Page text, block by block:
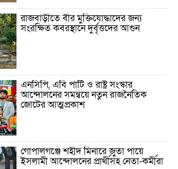
রাজবাড়ীতে বীর মুক্তিযোদ্ধাদের জন্য
সংরক্ষিত কবরস্থানে দুর্বৃত্তদের আগুন
এনসিপি, এবি পার্টি ও রাষ্ট্র সংস্কার
আন্দোলনের সমন্বয়ে নতুন রাজনৈতিক
জোটের আত্মপ্রকাশ
গোপালগঞ্জে শহীদ মিনারে জুতা পায়ে
ইসলামী আন্দোলনের প্রার্থীসহ নেতা-কর্মীরা